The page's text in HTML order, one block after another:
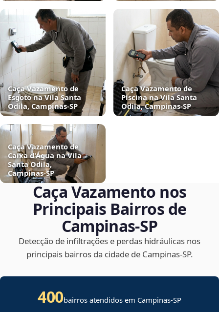
Caça Vazamento de
Esgoto na Vila Santa
Odila, Campinas‑SP
Caça Vazamento de
Piscina na Vila Santa
Odila, Campinas‑SP
Caça Vazamento de
Caixa d'Água na Vila
Santa Odila,
Campinas‑SP
Caça Vazamento nos
Principais Bairros de
Campinas‑SP
Detecção de infiltrações e perdas hidráulicas nos
principais bairros da cidade de Campinas‑SP.
400bairros atendidos em Campinas-SP